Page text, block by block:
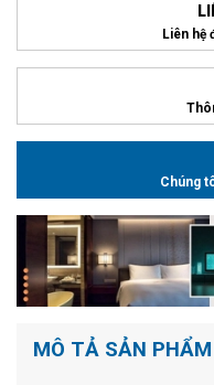
Liên hệ
Chúng
MÔ TẢ SẢN PHẨM